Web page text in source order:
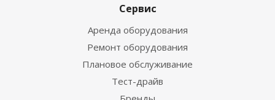
Сервис
Аренда оборудования
Ремонт оборудования
Плановое обслуживание
Тест-драйв